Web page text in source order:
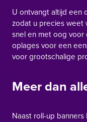
U ontvangt altijd een
zodat u precies weet
snel en met oog voor
oplages voor een
voor grootschalige
Meer dan
Naast roll-up